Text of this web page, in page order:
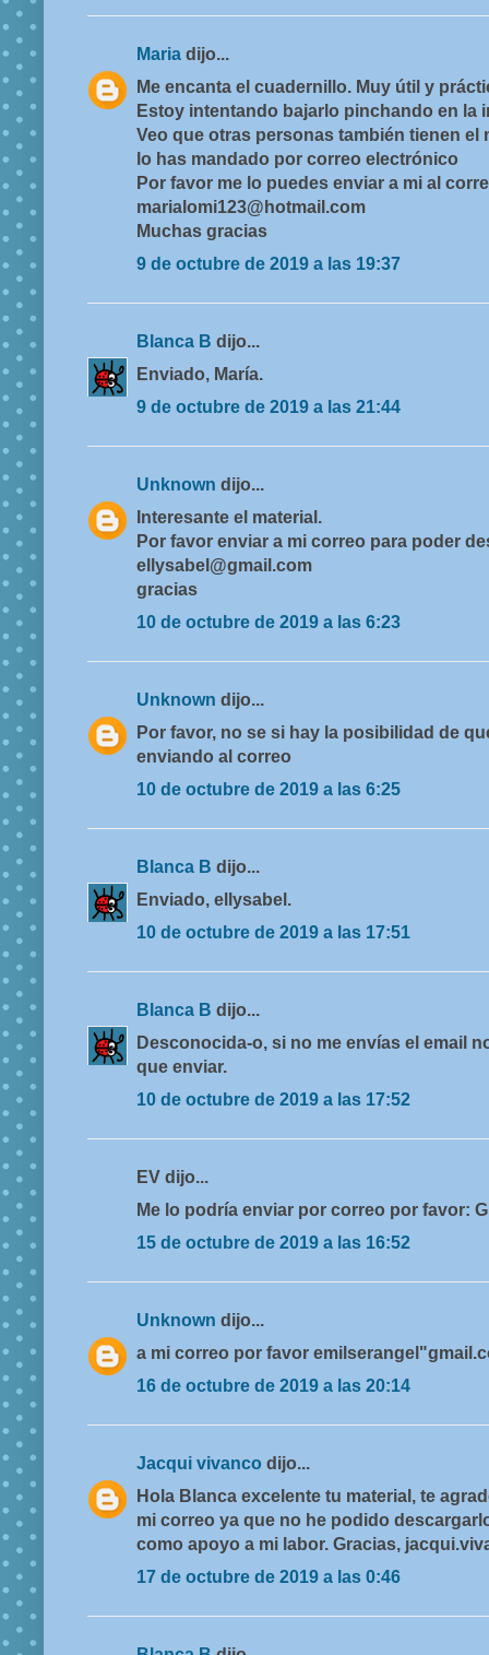
Maria dijo...
Me encanta el cuadernillo. Muy útil y
Estoy intentando bajarlo pinchando en la
Veo que otras personas también tienen el
lo has mandado por correo electrónico
Por favor me lo puedes enviar a mi al
marialomi123@hotmail.com
Muchas gracias
9 de octubre de 2019 a las 19:37
Blanca B dijo...
Enviado, María.
9 de octubre de 2019 a las 21:44
Unknown dijo...
Interesante el material.
Por favor enviar a mi correo para poder
ellysabel@gmail.com
gracias
10 de octubre de 2019 a las 6:23
Unknown dijo...
Por favor, no se si hay la posibilidad de
enviando al correo
10 de octubre de 2019 a las 6:25
Blanca B dijo...
Enviado, ellysabel.
10 de octubre de 2019 a las 17:51
Blanca B dijo...
Desconocida-o, si no me envías el email
que enviar.
10 de octubre de 2019 a las 17:52
EV dijo...
Me lo podría enviar por correo por favor:
15 de octubre de 2019 a las 16:52
Unknown dijo...
a mi correo por favor
16 de octubre de 2019 a las 20:14
Jacqui vivanco dijo...
Hola Blanca excelente tu material, te
mi correo ya que no he podido
como apoyo a mi labor. Gracias,
17 de octubre de 2019 a las 0:46